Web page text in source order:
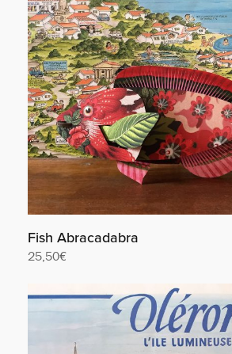
Fish Abracadabra
25,50€